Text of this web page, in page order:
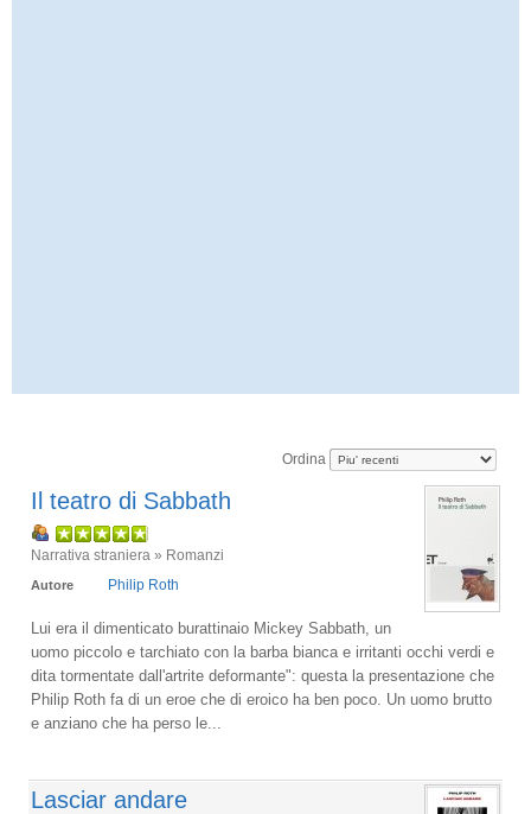
Ordina
Il teatro di Sabbath
Narrativa straniera » Romanzi
Autore Philip Roth
Lui era il dimenticato burattinaio Mickey Sabbath, un
uomo piccolo e tarchiato con la barba bianca e irritanti occhi verdi e
dita tormentate dall'artrite deformante": questa la presentazione che
Philip Roth fa di un eroe che di eroico ha ben poco. Un uomo brutto
e anziano che ha perso le...
Lasciar andare